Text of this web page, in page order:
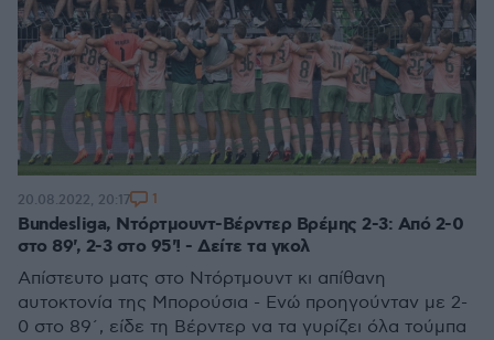
Bundesliga, Ντόρτμουντ-Βέρντερ Βρέμης 2-3: Από 2-0
στο 89', 2-3 στο 95'! - Δείτε τα γκολ
Απίστευτο ματς στο Ντόρτμουντ κι απίθανη
αυτοκτονία της Μπορούσια - Ενώ προηγούνταν με 2-
0 στο 89΄, είδε τη Βέρντερ να τα γυρίζει όλα τούμπα
20.08.2022, 20:17 1